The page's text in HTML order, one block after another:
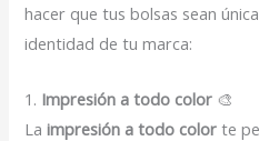
hacer que tus bolsas sean
identidad de tu marca:
1. Impresión a todo color 🎨
Laimpresión a todo color te